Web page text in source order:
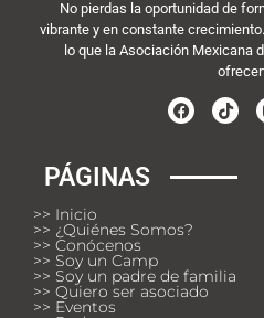
No pierdas la oportunidad de
vibrante y en constante
lo que la Asociación Mexicana
PÁGINAS
>> Inicio
>> ¿Quiénes Somos?
>> Conócenos
>> Soy un Camp
>> Soy un padre de familia
>> Quiero ser asociado
>> Eventos